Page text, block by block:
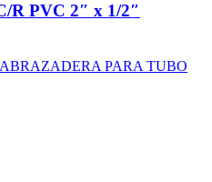
R PVC 2″ x 1/2″
ABRAZADERA PARA TUBO